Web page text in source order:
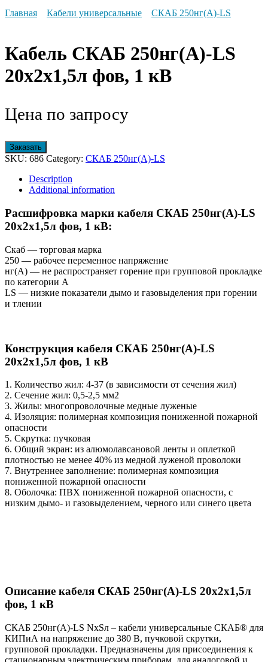
Главная
Кабели универсальные СКАБ 250нг(А)-LS
Кабель СКАБ 250нг(А)-LS
20x2x1,5л фов, 1 кВ
Цена по запросу
Заказать
SKU: 686 Category: СКАБ 250нг(А)-LS
Description
Additional information
Расшифровка марки кабеля СКАБ 250нг(А)-LS
20x2x1,5л фов, 1 кВ:
Скаб — торговая марка
250 — рабочее переменное напряжение
нг(A) — не распространяет горение при групповой прокладке
по категории А
LS — низкие показатели дымо и газовыделения при горении
и тлении
Конструкция кабеля СКАБ 250нг(А)-LS
20x2x1,5л фов, 1 кВ
1. Количество жил: 4-37 (в зависимости от сечения жил)
2. Сечение жил: 0,5-2,5 мм2
3. Жилы: многопроволочные медные луженые
4. Изоляция: полимерная композиция пониженной пожарной
опасности
5. Скрутка: пучковая
6. Общий экран: из алюмолавсановой ленты и оплеткой
плотностью не менее 40% из медной луженой проволоки
7. Внутреннее заполнение: полимерная композиция
пониженной пожарной опасности
8. Оболочка: ПВХ пониженной пожарной опасности, с
низким дымо- и газовыделением, черного или синего цвета
Описание кабеля СКАБ 250нг(А)-LS 20x2x1,5л
фов, 1 кВ
СКАБ 250нг(А)-LS NxSл – кабели универсальные СКАБ® для
КИПиА на напряжение до 380 В, пучковой скрутки,
групповой прокладки. Предназначены для присоединения к
стационарным электрическим приборам, для аналоговой и